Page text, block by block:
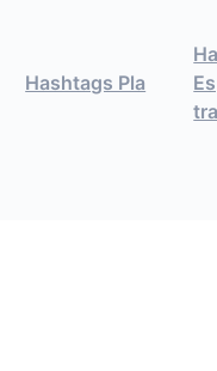
Hashtags Pla